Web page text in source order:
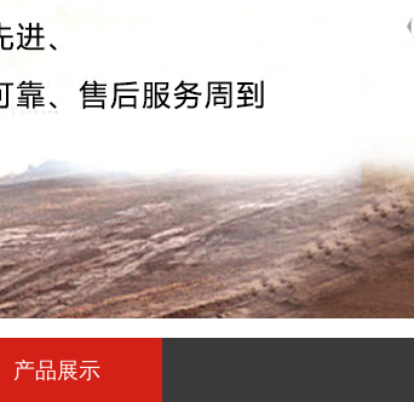
产品展示